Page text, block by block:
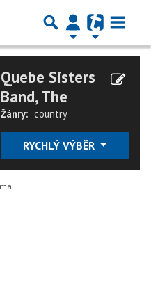
Quebe Sisters
Band, The
Žánry: country
RYCHLÝ VÝBĚR